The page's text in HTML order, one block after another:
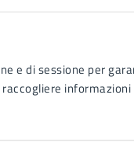
e di sessione per